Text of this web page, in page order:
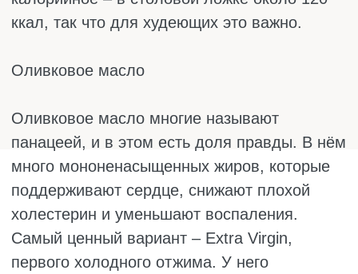
лучше выбросить, такое масло вредное.
Хранить нужно в холодильнике. Ещё оно
Льняное масло – абсолютный рекордсмен
по содержанию омега-3 среди всех
растительных масел. Именно поэтому его
часто пьют курсами для улучшения работы
мозга, состояния кожи и гормонального
фона. Его полезные свойства признают и
врачи, и диетологи, и косметологи.
Но у него есть одна особенность: яркий